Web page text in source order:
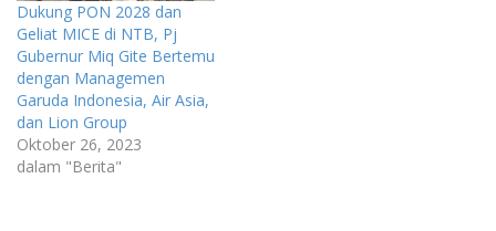
Dukung PON 2028 dan
Geliat MICE di NTB, Pj
Gubernur Miq Gite Bertemu
dengan Managemen
Garuda Indonesia, Air Asia,
dan Lion Group
Oktober 26, 2023
dalam "Berita"